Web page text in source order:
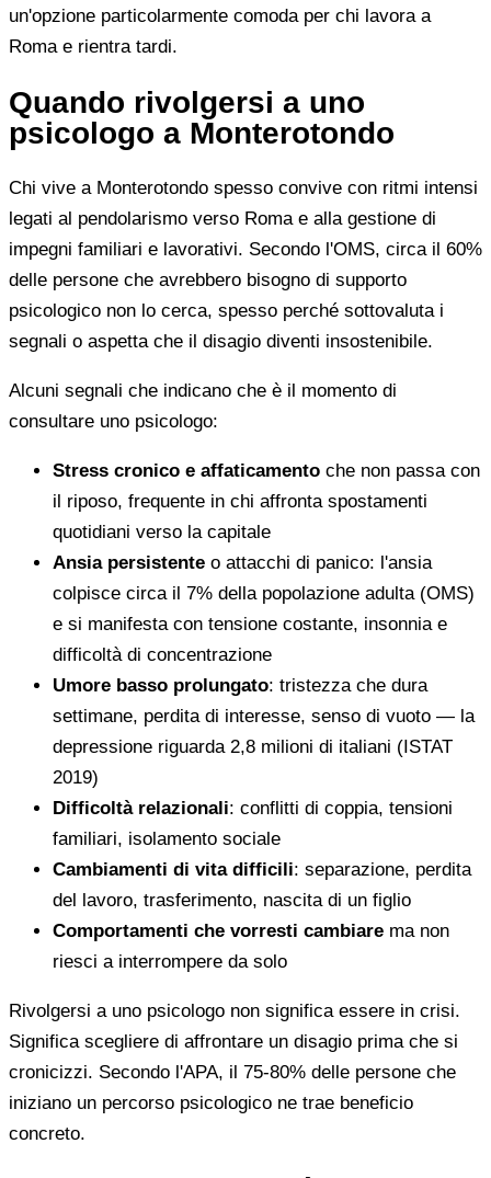
un'opzione particolarmente comoda per chi lavora a
Roma e rientra tardi.
Quando rivolgersi a uno
psicologo a Monterotondo
Chi vive a Monterotondo spesso convive con ritmi intensi
legati al pendolarismo verso Roma e alla gestione di
impegni familiari e lavorativi. Secondo l'OMS, circa il 60%
delle persone che avrebbero bisogno di supporto
psicologico non lo cerca, spesso perché sottovaluta i
segnali o aspetta che il disagio diventi insostenibile.
Alcuni segnali che indicano che è il momento di
consultare uno psicologo:
Stress cronico e affaticamento che non passa con
il riposo, frequente in chi affronta spostamenti
quotidiani verso la capitale
Ansia persistente o attacchi di panico: l'ansia
colpisce circa il 7% della popolazione adulta (OMS)
e si manifesta con tensione costante, insonnia e
difficoltà di concentrazione
Umore basso prolungato: tristezza che dura
settimane, perdita di interesse, senso di vuoto — la
depressione riguarda 2,8 milioni di italiani (ISTAT
2019)
Difficoltà relazionali: conflitti di coppia, tensioni
familiari, isolamento sociale
Cambiamenti di vita difficili: separazione, perdita
del lavoro, trasferimento, nascita di un figlio
Comportamenti che vorresti cambiare ma non
riesci a interrompere da solo
Rivolgersi a uno psicologo non significa essere in crisi.
Significa scegliere di affrontare un disagio prima che si
cronicizzi. Secondo l'APA, il 75-80% delle persone che
iniziano un percorso psicologico ne trae beneficio
concreto.